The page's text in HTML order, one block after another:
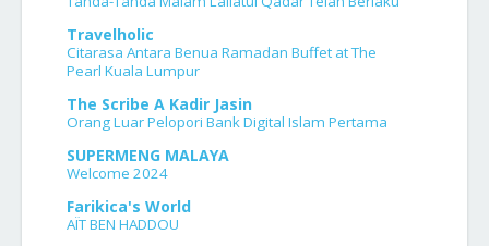
Travelholic
Citarasa Antara Benua Ramadan Buffet at The
Pearl Kuala Lumpur
The Scribe A Kadir Jasin
Orang Luar Pelopori Bank Digital Islam Pertama
SUPERMENG MALAYA
Welcome 2024
Farikica's World
AÏT BEN HADDOU